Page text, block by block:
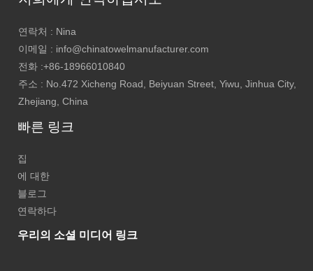
연락처 : Nina
이메일 : info@chinatowelmanufacturer.com
전화 :+86-18966010840
주소 : No.472 Xicheng Road, Beiyuan Street, Yiwu, Jinhua City,
Zhejiang, China
빠른 링크
집
에 대한
블로그
연락하다
우리의 소셜 미디어 링크